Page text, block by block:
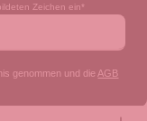
Zeichen ein*
genommen und die AGB